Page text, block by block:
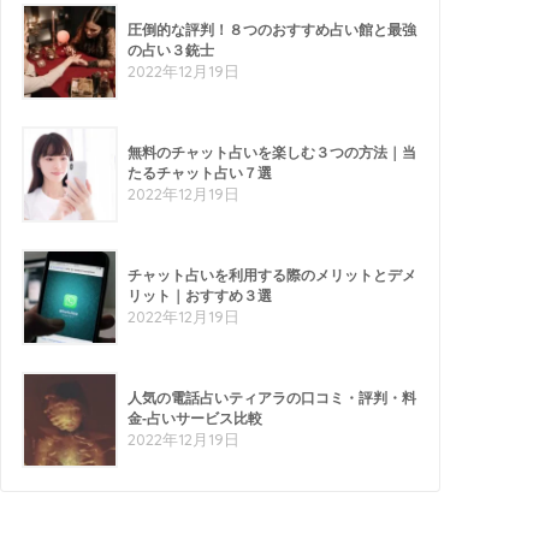
圧倒的な評判！８つのおすすめ占い館と最強
の占い３銃士
2022年12月19日
無料のチャット占いを楽しむ３つの方法｜当
たるチャット占い７選
2022年12月19日
チャット占いを利用する際のメリットとデメ
リット｜おすすめ３選
2022年12月19日
人気の電話占いティアラの口コミ・評判・料
金-占いサービス比較
2022年12月19日